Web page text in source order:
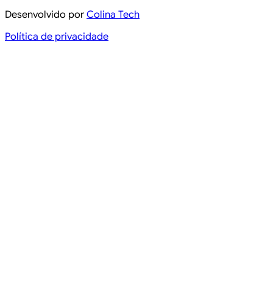
Desenvolvido por Colina Tech
Política de privacidade